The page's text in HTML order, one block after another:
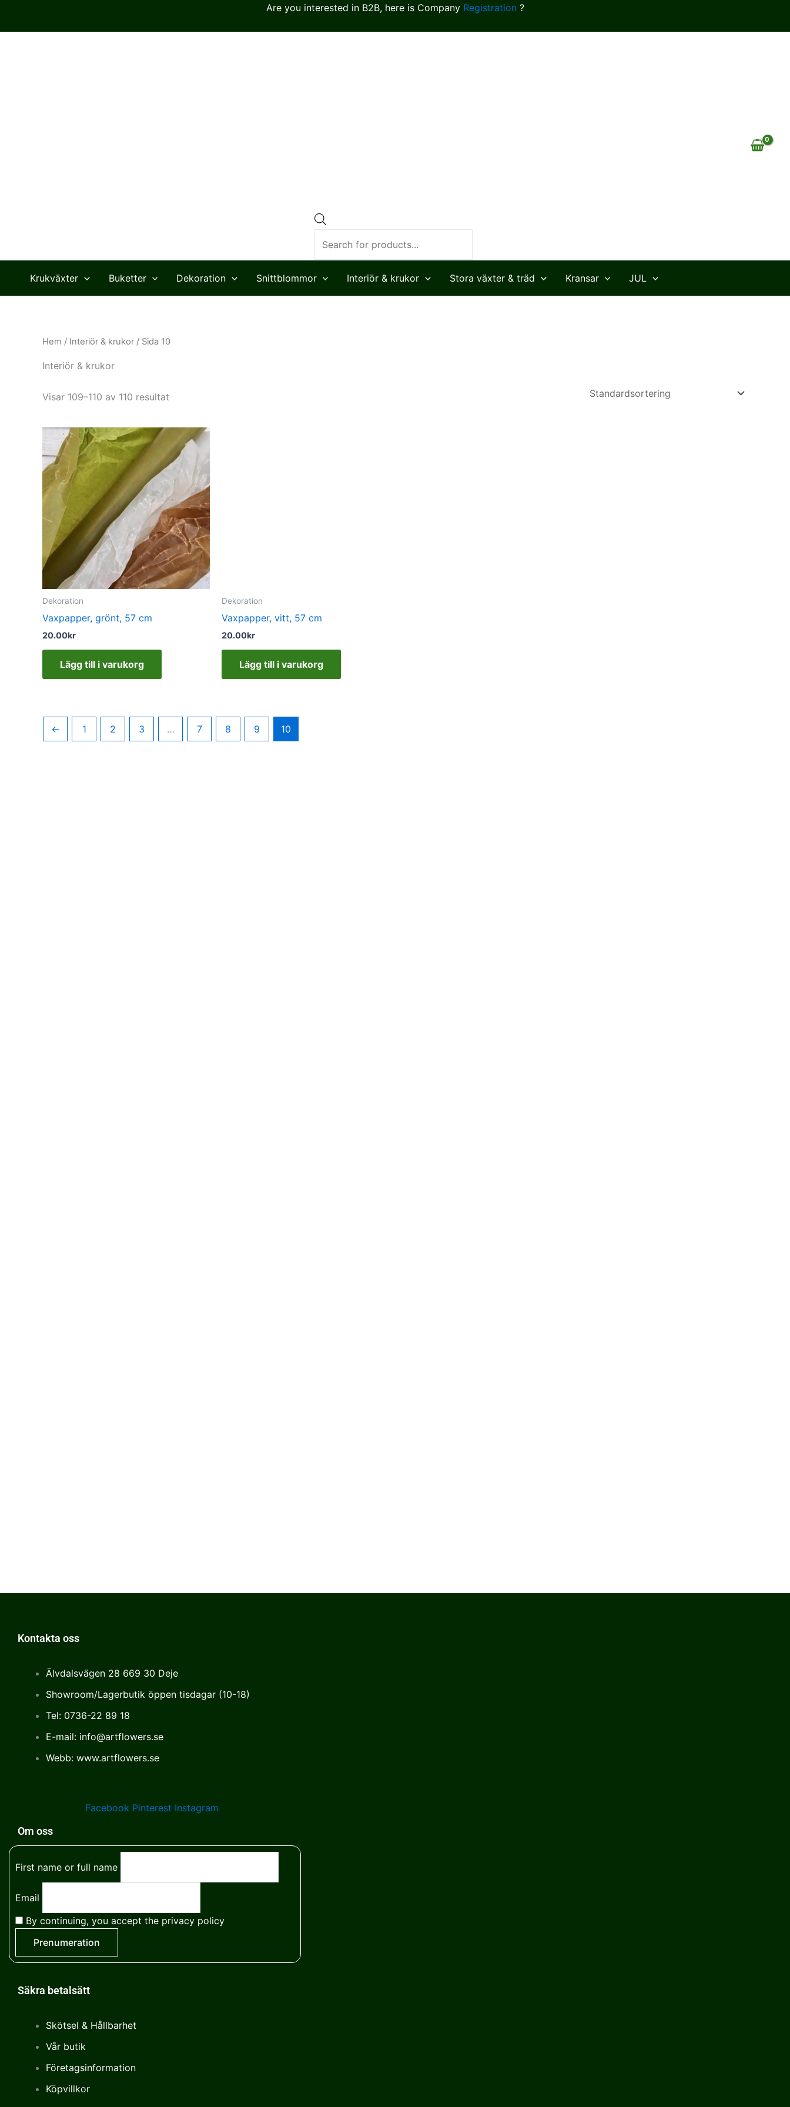
Are you interested in B2B, here is Company Registration?
Krukväxter Buketter Dekoration Snittblommor Interiör & krukor Stora växter & träd Kransar JUL
Hem / Interiör & krukor / Sida 10
Interiör & krukor
Visar 109–110 av 110 resultat
Dekoration
Vaxpapper, grönt, 57 cm
20.00kr
Lägg till i varukorg
Dekoration
Vaxpapper, vitt, 57 cm
20.00kr
Lägg till i varukorg
← 1 2 3 … 7 8 9 10
Kontakta oss
Älvdalsvägen 28 669 30 Deje
Showroom/Lagerbutik öppen tisdagar (10-18)
Tel: 0736-22 89 18
E-mail: info@artflowers.se
Webb: www.artflowers.se
Facebook Pinterest Instagram
Om oss
First name or full name
Email
By continuing, you accept the privacy policy
Säkra betalsätt
Skötsel & Hållbarhet
Vår butik
Företagsinformation
Köpvillkor